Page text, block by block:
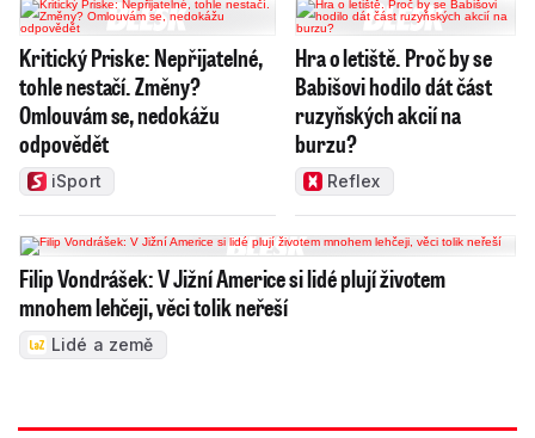
Kritický Priske: Nepřijatelné,
tohle nestačí. Změny?
Omlouvám se, nedokážu
odpovědět
iSport
Hra o letiště. Proč by se
Babišovi hodilo dát část
ruzyňských akcií na
burzu?
Reflex
Filip Vondrášek: V Jižní Americe si lidé plují životem
mnohem lehčeji, věci tolik neřeší
Lidé a země